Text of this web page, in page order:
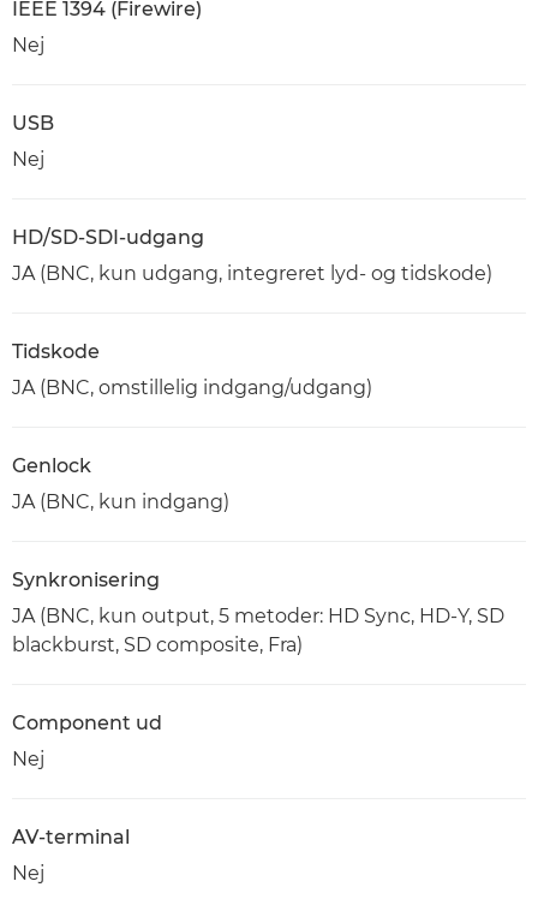
IEEE 1394 (Firewire)
Nej
USB
Nej
HD/SD-SDI-udgang
JA (BNC, kun udgang, integreret lyd- og tidskode)
Tidskode
JA (BNC, omstillelig indgang/udgang)
Genlock
JA (BNC, kun indgang)
Synkronisering
JA (BNC, kun output, 5 metoder: HD Sync, HD-Y, SD
blackburst, SD composite, Fra)
Component ud
Nej
AV-terminal
Nej